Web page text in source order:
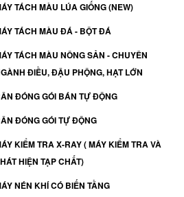
TÁCH MÀU LÚA GIỐNG (NEW)
TÁCH MÀU ĐÁ - BỘT ĐÁ
TÁCH MÀU NÔNG SẢN - CHUYÊN
ĐIỀU, ĐẬU PHỘNG, HẠT LỚN
ĐÓNG GÓI BÁN TỰ ĐỘNG
ĐÓNG GÓI TỰ ĐỘNG
KIỂM TRA X-RAY ( MÁY KIỂM TRA VÀ
HIỆN TẠP CHẤT)
NÉN KHÍ CÓ BIẾN TẦNG